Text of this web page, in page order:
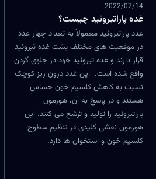
2022/07/14
غده پاراتیروئید چیست؟
غدد پاراتیروئید معمولاً به تعداد چهار عدد
در موقعیت های مختلف پشت غده تیروئید
قرار دارند و غده تیروئید خود در جلوی گردن
واقع شده است. این غدد درون ریز کوچک
نسبت به کاهش کلسیم خون حساس
هستند و در پاسخ به آن، هورمون
پاراتیروئید را تولید و ترشح می کنند. این
هورمون نقشی کلیدی در تنظیم سطوح
کلسیم خون و استخوان ها دارد.